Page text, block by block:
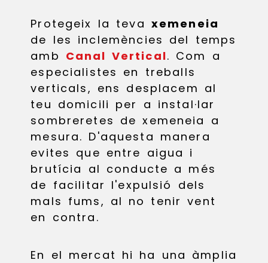
Protegeix la teva xemeneia
de les inclemències del temps
amb Canal Vertical. Com a
especialistes en treballs
verticals, ens desplacem al
teu domicili per a instal·lar
sombreretes de xemeneia a
mesura. D'aquesta manera
evites que entre aigua i
brutícia al conducte a més
de facilitar l'expulsió dels
mals fums, al no tenir vent
en contra.
En el mercat hi ha una àmplia